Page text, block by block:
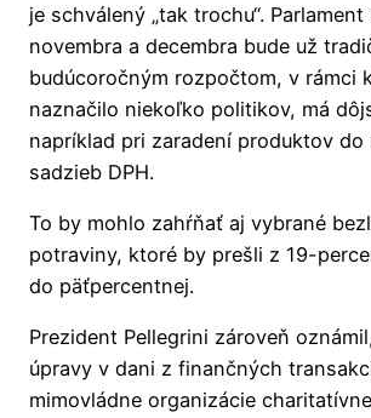
je schválený „tak trochu“.
novembra a decembra bude už
budúcoročným rozpočtom, v rámci
naznačilo niekoľko politikov, má
napríklad pri zaradení produktov do
sadzieb DPH.
To by mohlo zahŕňať aj vybrané
potraviny, ktoré by prešli z 19-
do päťpercentnej.
Prezident Pellegrini zároveň
úpravy v dani z finančných
mimovládne organizácie